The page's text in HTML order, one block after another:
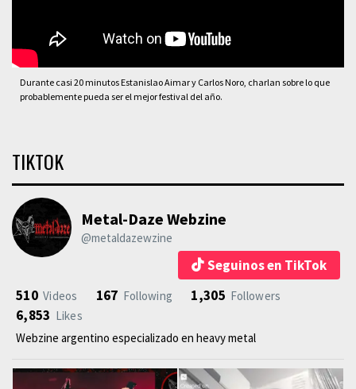
Durante casi 20 minutos Estanislao Aimar y Carlos Noro, charlan sobre lo que
probablemente pueda ser el mejor festival del año.
TIKTOK
Metal-Daze Webzine
@metaldazewzine
Seguinos en TikTok
510 Videos 167 Following 1,305 Followers
6,853 Likes
Webzine argentino especializado en heavy metal